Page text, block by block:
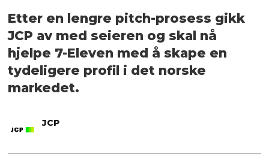
Etter en lengre pitch-prosess gikk
JCP av med seieren og skal nå
hjelpe 7-Eleven med å skape en
tydeligere profil i det norske
markedet.
JCP